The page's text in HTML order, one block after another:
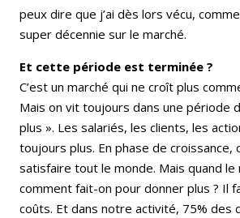
peux dire que j’ai dès lors vécu,
super décennie sur le marché.
Et cette période est terminée ?
C’est un marché qui ne croît plus
Mais on vit toujours dans une période
plus ». Les salariés, les clients, les
toujours plus. En phase de croissance,
satisfaire tout le monde. Mais quand le
comment fait-on pour donner plus ? Il
coûts. Et dans notre activité, 75% des